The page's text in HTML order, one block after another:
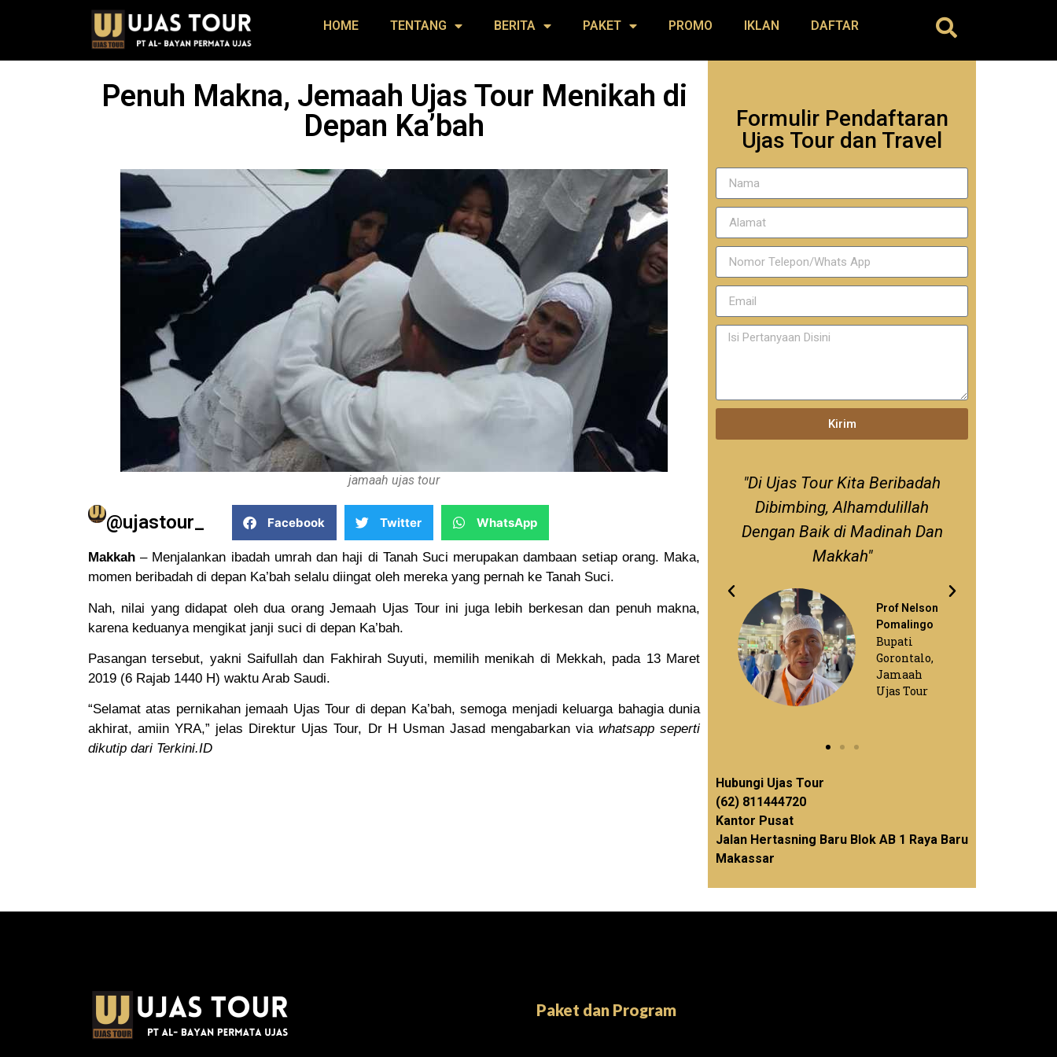
HOME TENTANG BERITA PAKET PROMO IKLAN DAFTAR
Penuh Makna, Jemaah Ujas Tour Menikah di
Depan Ka’bah
jamaah ujas tour
@ujastour_ Facebook Twitter WhatsApp
Makkah – Menjalankan ibadah umrah dan haji di Tanah Suci merupakan dambaan setiap orang. Maka,
momen beribadah di depan Ka’bah selalu diingat oleh mereka yang pernah ke Tanah Suci.
Nah, nilai yang didapat oleh dua orang Jemaah Ujas Tour ini juga lebih berkesan dan penuh makna,
karena keduanya mengikat janji suci di depan Ka’bah.
Pasangan tersebut, yakni Saifullah dan Fakhirah Suyuti, memilih menikah di Mekkah, pada 13 Maret
2019 (6 Rajab 1440 H) waktu Arab Saudi.
“Selamat atas pernikahan jemaah Ujas Tour di depan Ka’bah, semoga menjadi keluarga bahagia dunia
akhirat, amiin YRA,” jelas Direktur Ujas Tour, Dr H Usman Jasad mengabarkan via whatsapp seperti
dikutip dari Terkini.ID
Formulir Pendaftaran
Ujas Tour dan Travel
Kirim
Bukan Kaleng-Kaleng.
Jamaah Bisa Bahagia, Saya
Menikmati Langsung"
Darmawati
Tour dari
"Di Ujas Tour Kita Beribadah
Dibimbing, Alhamdulillah
Dengan Baik di Madinah Dan
Makkah"
Prof Nelson
Pomalingo
Bupati
Gorontalo,
Jamaah
Ujas Tour
Hubungi Ujas Tour
(62) 811444720
Kantor Pusat
Jalan Hertasning Baru Blok AB 1 Raya Baru
Makassar
Paket dan Program